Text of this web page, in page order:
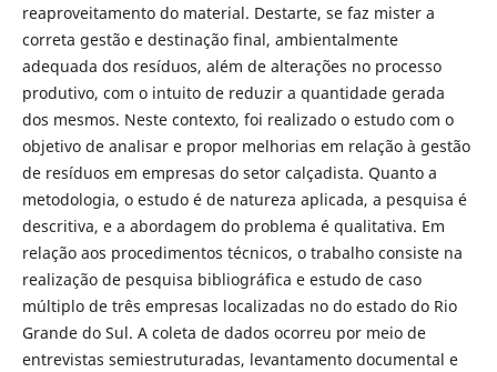
reaproveitamento do material. Destarte, se faz mister a
correta gestão e destinação final, ambientalmente
adequada dos resíduos, além de alterações no processo
produtivo, com o intuito de reduzir a quantidade gerada
dos mesmos. Neste contexto, foi realizado o estudo com o
objetivo de analisar e propor melhorias em relação à gestão
de resíduos em empresas do setor calçadista. Quanto a
metodologia, o estudo é de natureza aplicada, a pesquisa é
descritiva, e a abordagem do problema é qualitativa. Em
relação aos procedimentos técnicos, o trabalho consiste na
realização de pesquisa bibliográfica e estudo de caso
múltiplo de três empresas localizadas no do estado do Rio
Grande do Sul. A coleta de dados ocorreu por meio de
entrevistas semiestruturadas, levantamento documental e